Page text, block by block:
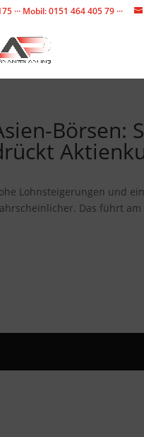
··· Mobil: 0151 464 405 79 ···
Börsen:
Lohnsteigerungen und
Das führt